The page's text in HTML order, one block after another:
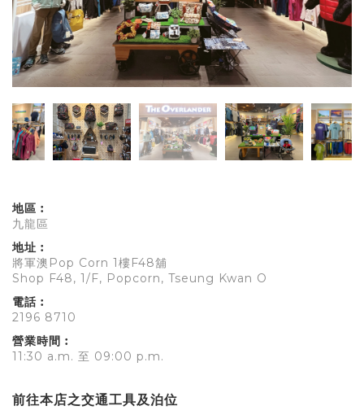
地區︰
九龍區
地址︰
將軍澳Pop Corn 1樓F48舖
Shop F48, 1/F, Popcorn, Tseung Kwan O
電話︰
2196 8710
營業時間︰
11:30 a.m. 至 09:00 p.m.
前往本店之交通工具及泊位